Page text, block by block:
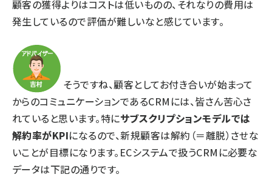
顧客の獲得よりはコストは低いものの、それなりの費用は
発生しているので評価が難しいなと感じています。
そうですね、顧客としてお付き合いが始まって
からのコミュニケーションであるCRMには、皆さん苦心さ
れていると思います。特にサブスクリプションモデルでは
解約率がKPIになるので、新規顧客は解約（＝離脱）させな
いことが目標になります。ECシステムで扱うCRMに必要な
データは下記の通りです。